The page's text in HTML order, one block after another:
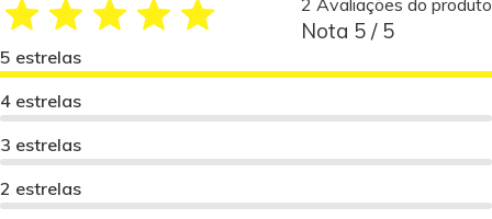
Nota 5 / 5
5 estrelas
4 estrelas
3 estrelas
2 estrelas